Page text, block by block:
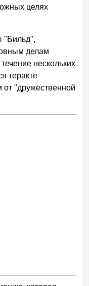
целях
"Бильд",
делам
нескольких
теракте
от "дружественной